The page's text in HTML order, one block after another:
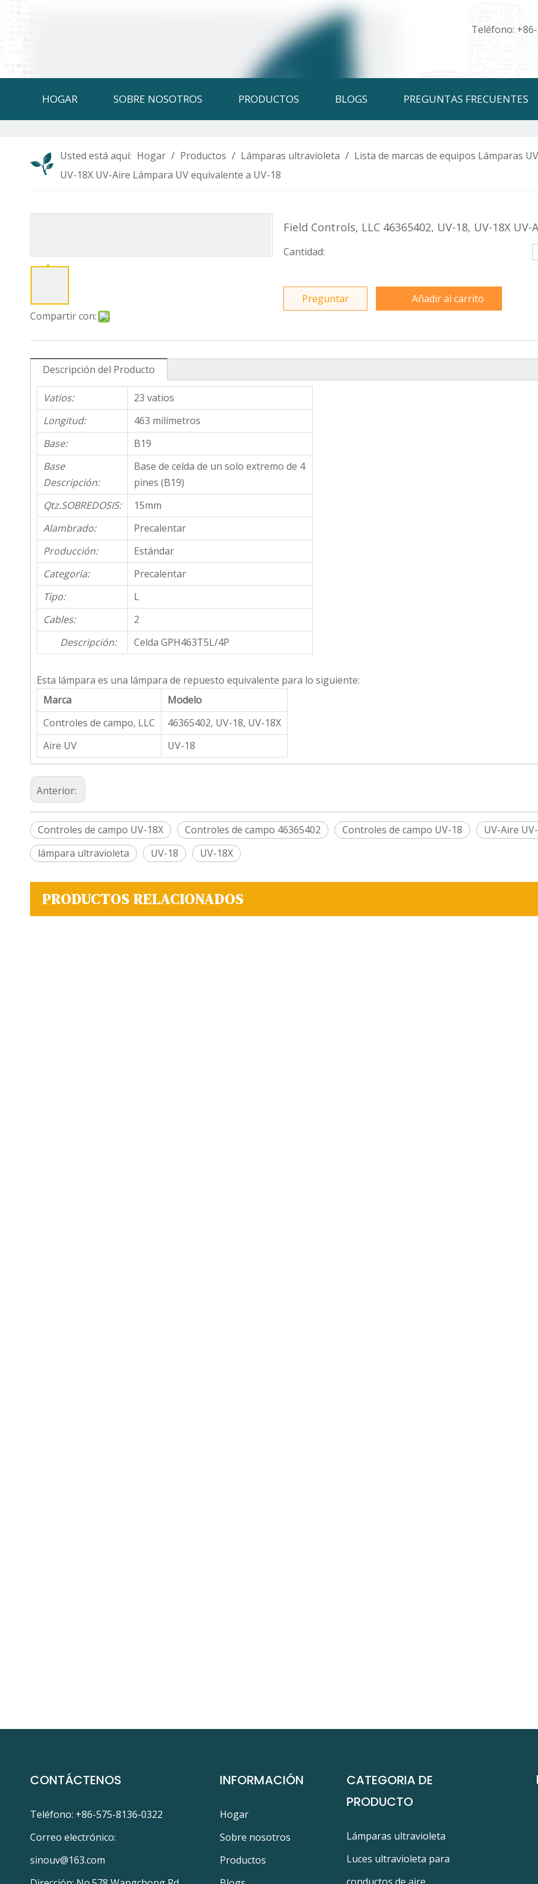
Teléfono:
HOGAR SOBRE NOSOTROS PRODUCTOS BLOGS PREGUNTAS FRECUENTES
Usted está aquí: Hogar / Productos / Lámparas ultravioleta / Lista de marcas de equipos Lámparas
UV-18X UV-Aire Lámpara UV equivalente a UV-18
Compartir con:
Field Controls, LLC 46365402, UV-18, UV-18X
Cantidad:
Preguntar Añadir al carrito
Descripción del Producto
Vatios:
23 vatios
Longitud:
463 milímetros
Base:
B19
Base
Descripción:
Base de celda de un solo extremo de 4
pines (B19)
Qtz.SOBREDOSIS:
15mm
Alambrado:
Precalentar
Producción:
Estándar
Categoría:
Precalentar
Tipo:
L
Cables:
2
Descripción:
Celda GPH463T5L/4P
Esta lámpara es una lámpara de repuesto equivalente para lo siguiente:
Marca
Modelo
Controles de campo, LLC
46365402, UV-18, UV-18X
Aire UV
UV-18
Anterior:
Controles de campo UV-18X Controles de campo 46365402 Controles de campo UV-18 UV-Aire
lámpara ultravioleta
UV-18 UV-18X
PRODUCTOS RELACIONADOS
CONTÁCTENOS
Teléfono: +86-575-8136-0322
Correo electrónico:
sinouv@163.com
INFORMACIÓN
Hogar
Sobre nosotros
Productos
CATEGORIA DE
PRODUCTO
Lámparas ultravioleta
Luces ultravioleta para